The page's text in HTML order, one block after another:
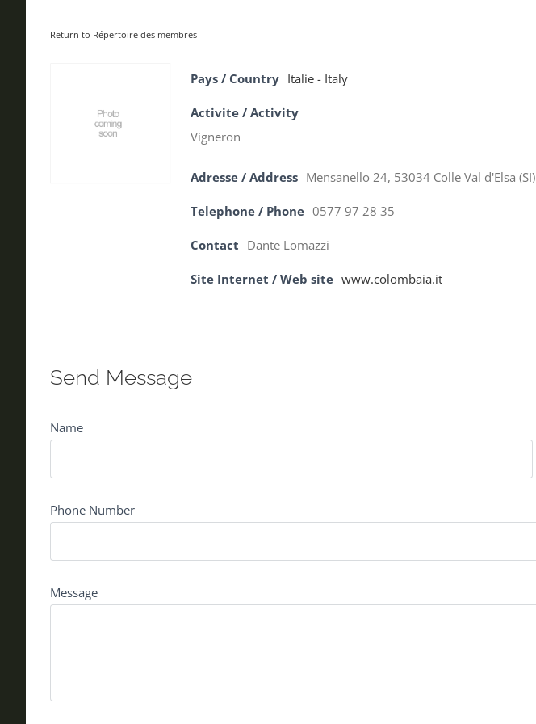
Return to Répertoire des membres
Pays / Country Italie - Italy
Activite / Activity
Vigneron
Adresse / Address Mensanello 24, 53034 Colle Val d'Elsa (SI)
Telephone / Phone 0577 97 28 35
Contact Dante Lomazzi
Site Internet / Web site www.colombaia.it
Send Message
Name
Phone Number
Message